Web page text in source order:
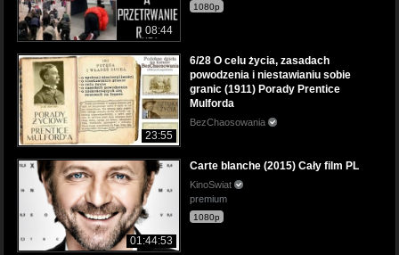
08:44
1080p
23:55
6/28 O celu życia, zasadach
powodzenia i niestawianiu sobie
granic (1911) Porady Prentice
Mulforda
BezChaosowania
01:44:53
Carte blanche (2015) Cały film PL
KinoSwiat
premium
1080p